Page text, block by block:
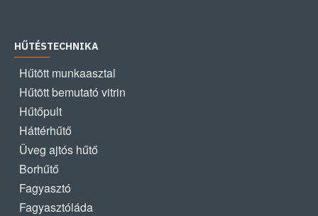
HŰTÉSTECHNIKA
Hűtött munkaasztal
Hűtött bemutató vitrin
Hűtőpult
Háttérhűtő
Üveg ajtós hűtő
Borhűtő
Fagyasztó
Fagyasztóláda